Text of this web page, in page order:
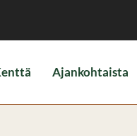
Ajankohtaista